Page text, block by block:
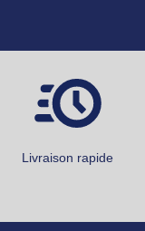
Livraison rapide